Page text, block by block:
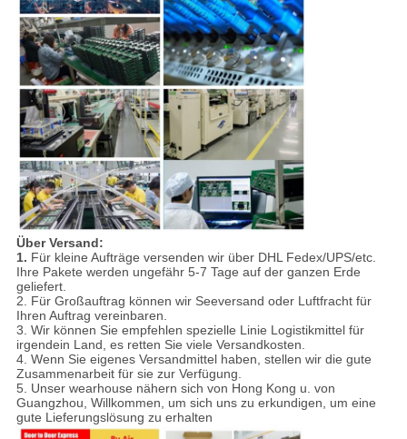
Über Versand:
1. Für kleine Aufträge versenden wir über DHL Fedex/UPS/etc.
Ihre Pakete werden ungefähr 5-7 Tage auf der ganzen Erde
geliefert.
2. Für Großauftrag können wir Seeversand oder Luftfracht für
Ihren Auftrag vereinbaren.
3. Wir können Sie empfehlen spezielle Linie Logistikmittel für
irgendein Land, es retten Sie viele Versandkosten.
4. Wenn Sie eigenes Versandmittel haben, stellen wir die gute
Zusammenarbeit für sie zur Verfügung.
5. Unser wearhouse nähern sich von Hong Kong u. von
Guangzhou, Willkommen, um sich uns zu erkundigen, um eine
gute Lieferungslösung zu erhalten